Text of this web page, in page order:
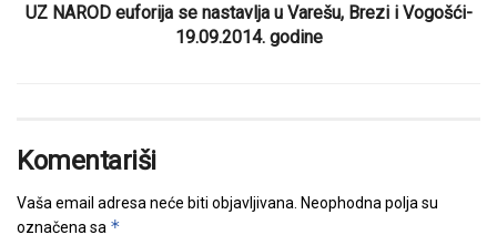
UZ NAROD euforija se nastavlja u Varešu, Brezi i Vogošći-
19.09.2014. godine
Komentariši
Vaša email adresa neće biti objavljivana. Neophodna polja su
označena sa *